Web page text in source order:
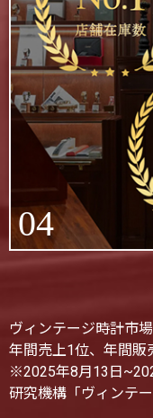
04
ヴィンテージ時計市
年間売上1位、年間販
※2025年8月13日
研究機構「ヴィンテ